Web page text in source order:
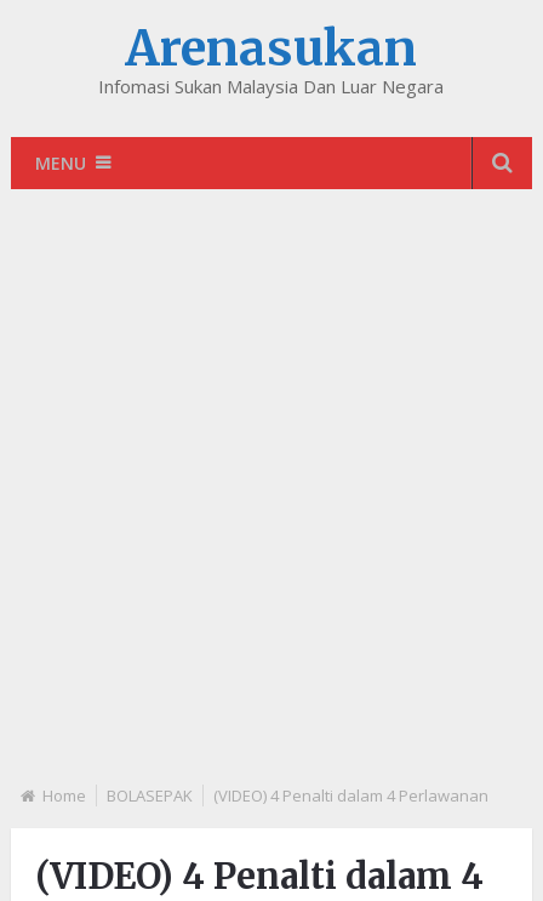
Arenasukan
Infomasi Sukan Malaysia Dan Luar Negara
MENU
Home BOLASEPAK (VIDEO) 4 Penalti dalam 4 Perlawanan
(VIDEO) 4 Penalti dalam 4